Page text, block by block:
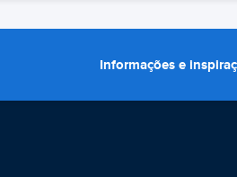
Informações e